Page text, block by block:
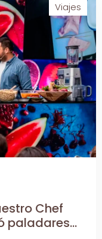
Viajes
Chef
paladares